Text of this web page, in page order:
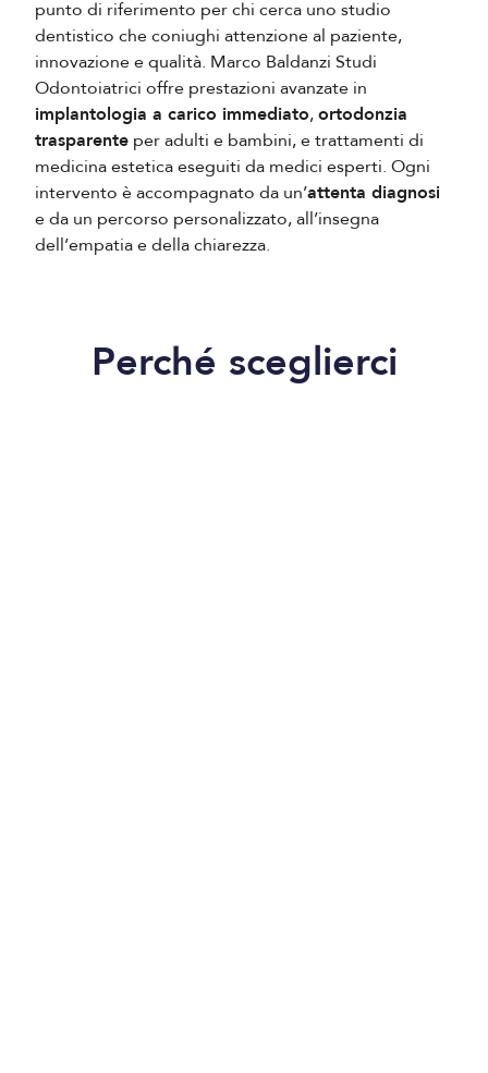
punto di riferimento per chi cerca uno studio
dentistico che coniughi attenzione al paziente,
innovazione e qualità. Marco Baldanzi Studi
Odontoiatrici offre prestazioni avanzate in
implantologia a carico immediato,ortodonzia
trasparente per adulti e bambini, e trattamenti di
medicina estetica eseguiti da medici esperti. Ogni
intervento è accompagnato da un’attenta diagnosi
e da un percorso personalizzato, all’insegna
dell’empatia e della chiarezza.
Perché sceglierci